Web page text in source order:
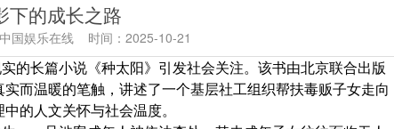
下的成长之路
中国娱乐在线 时间： 2025-10-21
的长篇小说《种太阳》引发社会关注。该书由北京联合出版
而温暖的笔触，讲述了一个基层社工组织帮扶毒贩子女走向
的人文关怀与社会温度。